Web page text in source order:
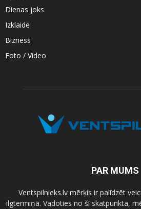
Dienas joks
Izklaide
Bizness
Foto / Video
PAR MUMS
Ventspilnieks.lv mērķis ir palīdzēt
ilgtermiņā. Vadoties no šī skatpunkta,